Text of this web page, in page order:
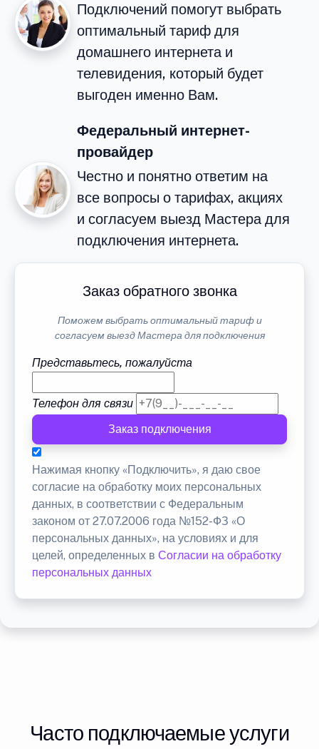
Подключений помогут выбрать
оптимальный тариф для
домашнего интернета и
телевидения, который будет
выгоден именно Вам.
Федеральный интернет-
провайдер
Честно и понятно ответим на
все вопросы о тарифах, акциях
и согласуем выезд Мастера для
подключения интернета.
Заказ обратного звонка
Поможем выбрать оптимальный тариф и
согласуем выезд Мастера для подключения
Представьтесь, пожалуйста
Телефон для связи
Заказ подключения
Нажимая кнопку «Подключить», я даю свое
согласие на обработку моих персональных
данных, в соответствии с Федеральным
законом от 27.07.2006 года №152-ФЗ «О
персональных данных», на условиях и для
целей, определенных в Согласии на обработку
персональных данных
Часто подключаемые услуги